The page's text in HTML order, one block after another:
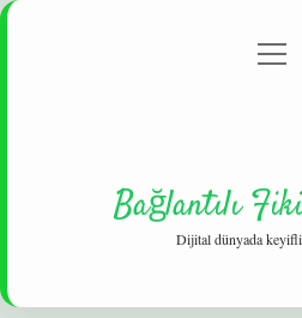
Gizlilik
Bağlantılı
Dijital dünyada